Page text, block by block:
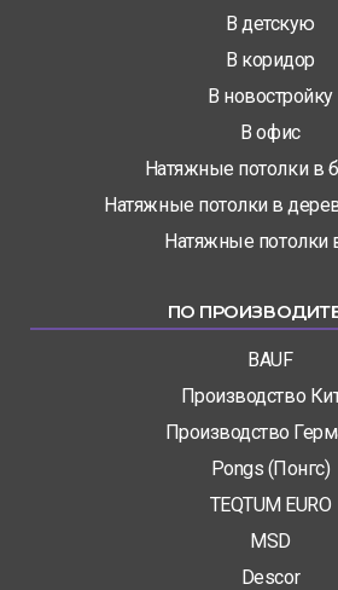
В детскую
В коридор
В новостройку
В офис
Натяжные потолки в
Натяжные потолки в
Натяжные потолки
ПО
BAUF
Производство
Производство
Pongs (Понгс)
TEQTUM EURO
MSD
Descor